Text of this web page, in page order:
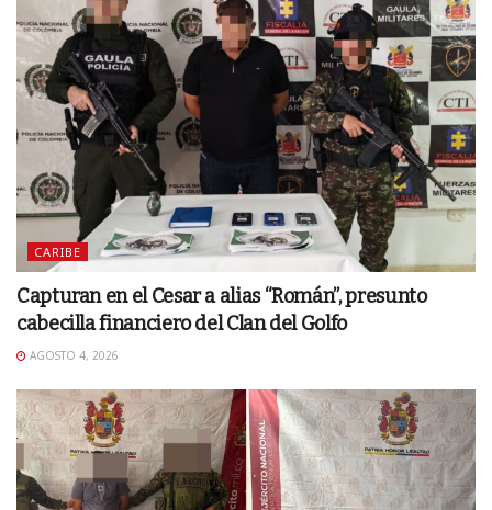
CARIBE
Capturan en el Cesar a alias “Román”, presunto
cabecilla financiero del Clan del Golfo
AGOSTO 4, 2026